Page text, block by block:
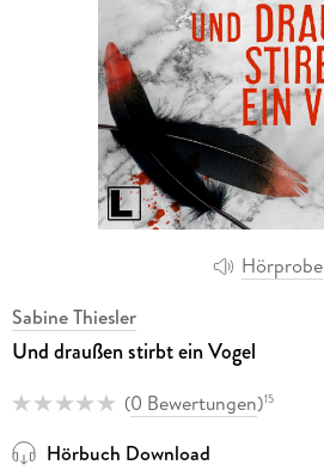
Hörprobe
Sabine Thiesler
Und draußen stirbt ein Vogel
(0 Bewertungen)15
Hörbuch Download